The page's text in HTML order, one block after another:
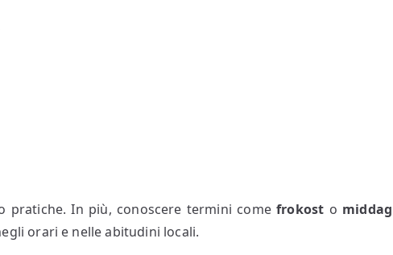
pratiche. In più, conoscere termini comefrokost o middag
orari e nelle abitudini locali.